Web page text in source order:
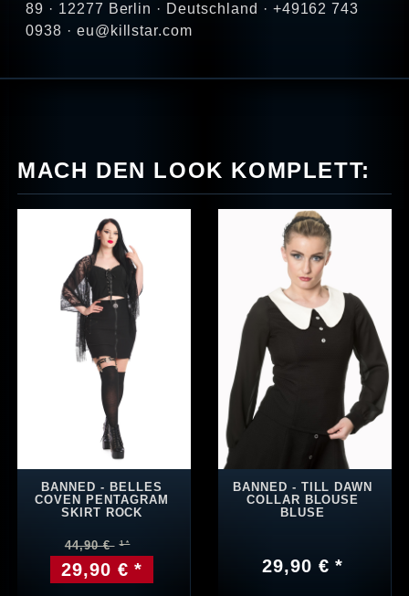
89 · 12277 Berlin · Deutschland · +49162 743
0938 · eu@killstar.com
MACH DEN LOOK KOMPLETT:
BANNED - BELLES
COVEN PENTAGRAM
SKIRT ROCK
44,90 €
29,90 € *
BANNED - TILL DAWN
COLLAR BLOUSE
BLUSE
29,90 € *